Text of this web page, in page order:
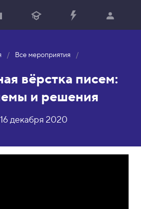
Все мероприятия
вёрстка писем:
и решения
16 декабря 2020